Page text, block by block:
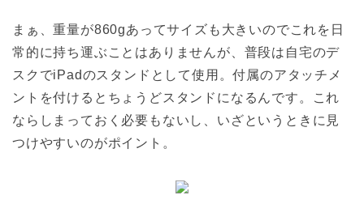
まぁ、重量が860gあってサイズも大きいのでこれを日
常的に持ち運ぶことはありませんが、普段は自宅のデ
スクでiPadのスタンドとして使用。付属のアタッチメ
ントを付けるとちょうどスタンドになるんです。これ
ならしまっておく必要もないし、いざというときに見
つけやすいのがポイント。